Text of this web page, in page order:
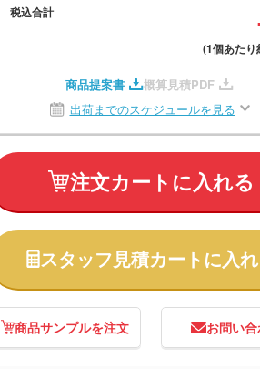
税込合計
(1個あたり
商品提案書
概算見積PDF
出荷までのスケジュールを見る
注文カートに入れる
スタッフ見積カートに入
商品サンプルを注文 お問い